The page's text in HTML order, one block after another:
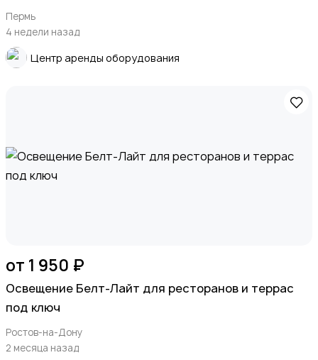
Пермь
4 недели назад
Центр аренды оборудования
от 1 950 ₽
Освещение Белт-Лайт для ресторанов и террас
под ключ
Ростов-на-Дону
2 месяца назад